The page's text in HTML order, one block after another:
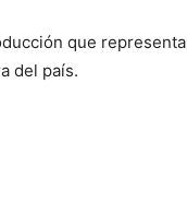
que
del país.